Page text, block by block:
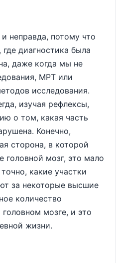
неправда, потому что
где диагностика была
даже когда мы не
МРТ или
исследования.
изучая рефлексы,
о том, какая часть
Конечно,
сторона, в которой
головной мозг, это мало
какие участки
за некоторые высшие
количество
мозге, и это
жизни.